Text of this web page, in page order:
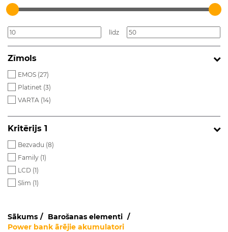
līdz
Zīmols
EMOS (27)
Platinet (3)
VARTA (14)
Kritērijs 1
Bezvadu (8)
Family (1)
LCD (1)
Slim (1)
Sākums
Barošanas elementi
Power bank ārējie akumulatori